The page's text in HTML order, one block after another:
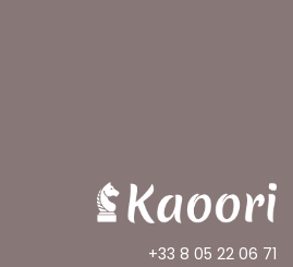
+33 8 05 22 06 71